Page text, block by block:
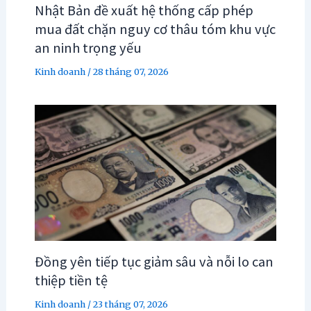
Nhật Bản đề xuất hệ thống cấp phép
mua đất chặn nguy cơ thâu tóm khu vực
an ninh trọng yếu
Kinh doanh/28 tháng 07, 2026
Đồng yên tiếp tục giảm sâu và nỗi lo can
thiệp tiền tệ
Kinh doanh/23 tháng 07, 2026